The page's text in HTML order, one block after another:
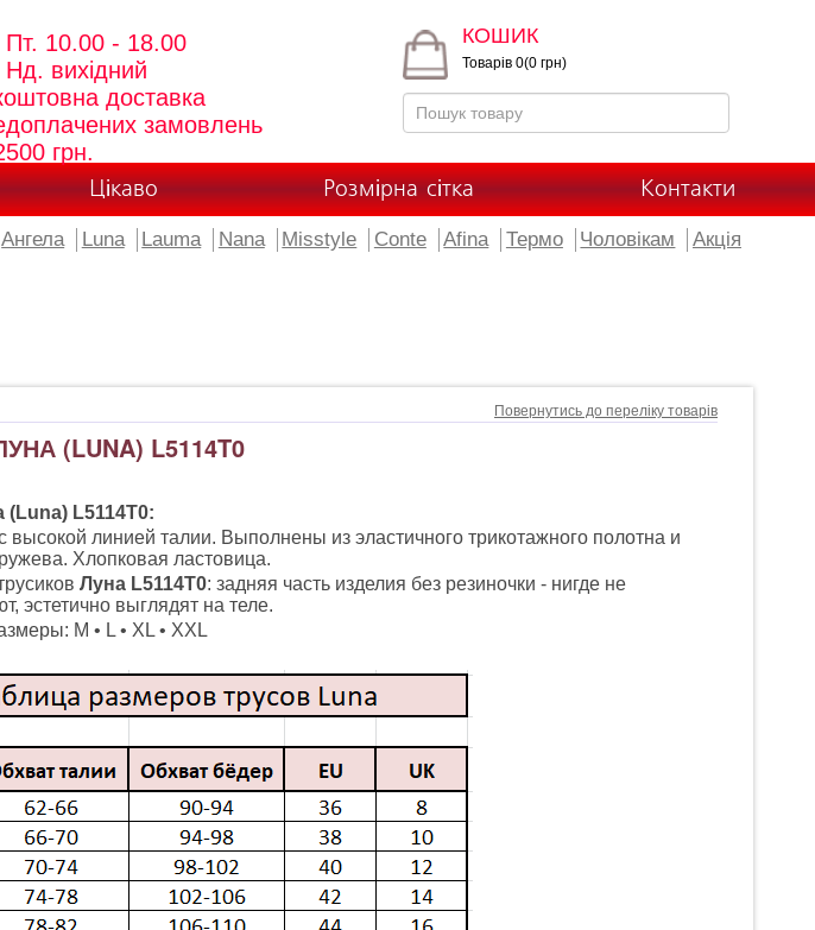
10.00 - 18.00
вихідний
доставка
замовлень
грн.
КОШИК
Товарів 0(0 грн)
Цікаво Розмірна сітка Контакти
Ангела Luna Lauma Nana Misstyle Conte Afina Термо Чоловікам Акція
Повернутись до переліку товарів
(LUNA) L5114T0
(Luna) L5114T0:
высокой линией талии. Выполнены из эластичного трикотажного полотна и
Хлопковая ластовица.
Луна L5114T0: задняя часть изделия без резиночки - нигде не
эстетично выглядят на теле.
M • L • XL • XXL